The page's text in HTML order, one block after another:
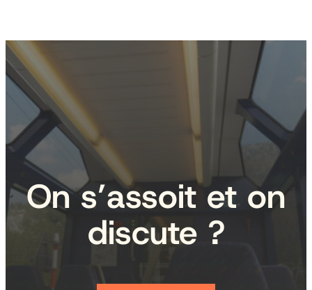
On s’assoit et on
discute ?